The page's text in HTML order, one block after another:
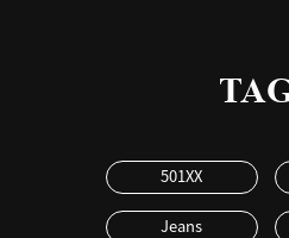
501XX
Jeans